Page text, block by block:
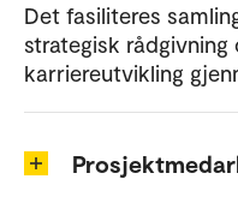
Det fasiliteres
strategisk
karriereutvikling